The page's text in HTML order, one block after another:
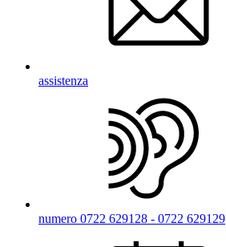
assistenza
numero 0722 629128 - 0722 629129